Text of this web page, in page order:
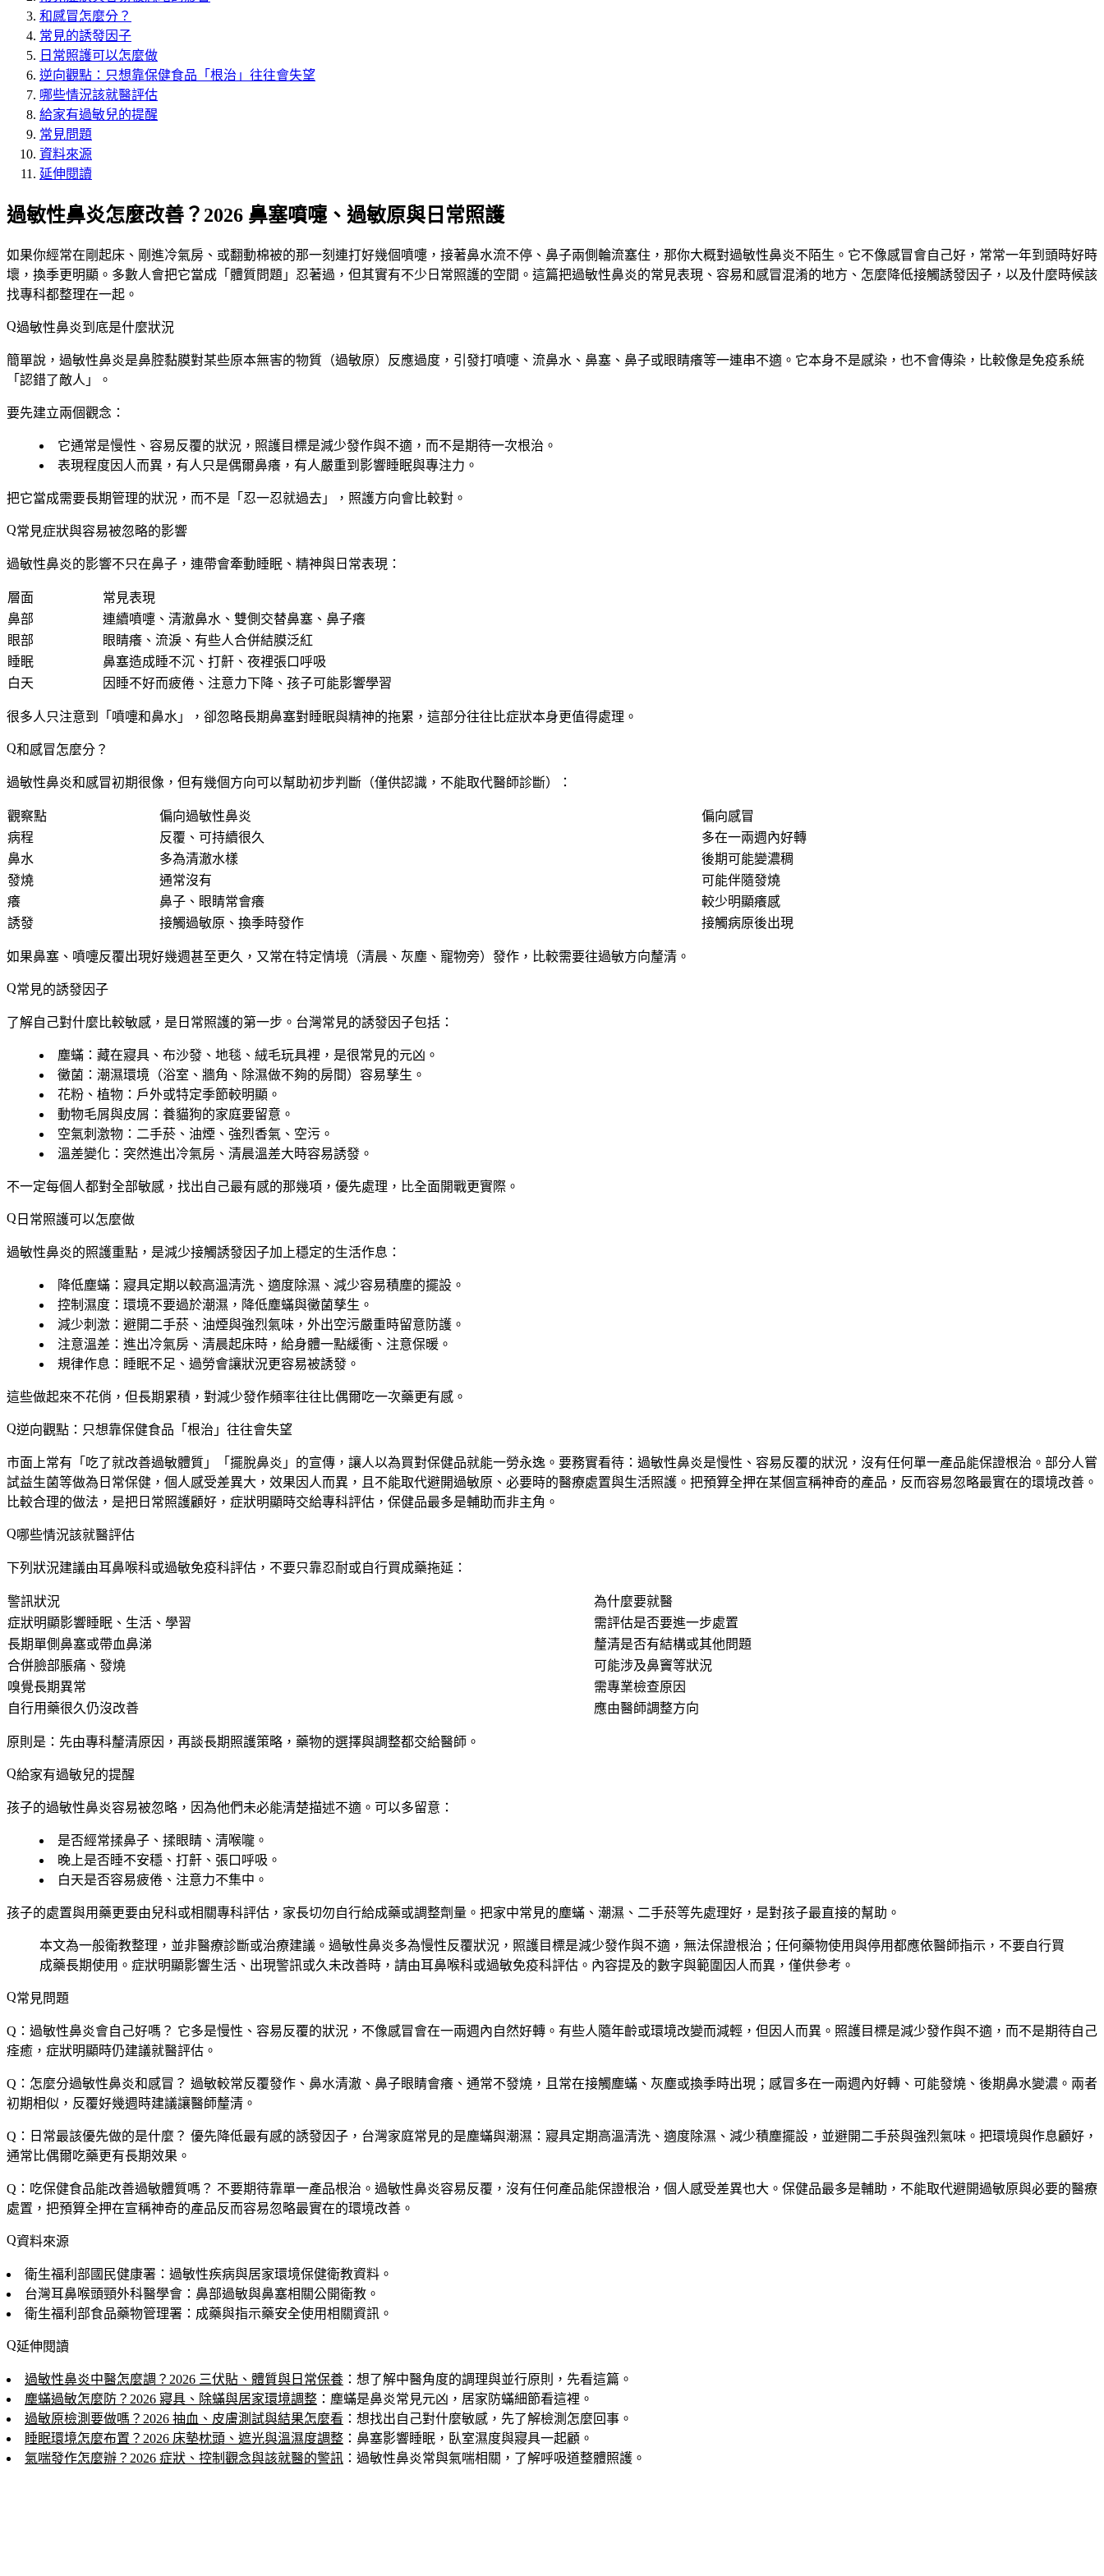
和感冒怎麼分？
常見的誘發因子
日常照護可以怎麼做
逆向觀點：只想靠保健食品「根治」往往會失望
哪些情況該就醫評估
給家有過敏兒的提醒
常見問題
資料來源
延伸閱讀
過敏性鼻炎怎麼改善？2026 鼻塞噴嚏、過敏原與日常照護
如果你經常在剛起床、剛進冷氣房、或翻動棉被的那一刻連打好幾個噴嚏，接著鼻水流不停、鼻子兩側輪流塞住，那你大概對過敏性鼻炎不陌生。它不像感冒會自己好，常常一年到頭時好時
壞，換季更明顯。多數人會把它當成「體質問題」忍著過，但其實有不少日常照護的空間。這篇把過敏性鼻炎的常見表現、容易和感冒混淆的地方、怎麼降低接觸誘發因子，以及什麼時候該
找專科都整理在一起。
過敏性鼻炎到底是什麼狀況
簡單說，過敏性鼻炎是鼻腔黏膜對某些原本無害的物質（過敏原）反應過度，引發打噴嚏、流鼻水、鼻塞、鼻子或眼睛癢等一連串不適。它本身不是感染，也不會傳染，比較像是免疫系統
「認錯了敵人」。
要先建立兩個觀念：
它通常是慢性、容易反覆的狀況，照護目標是減少發作與不適，而不是期待一次根治。
表現程度因人而異 ，有人只是偶爾鼻癢，有人嚴重到影響睡眠與專注力。
把它當成需要長期管理的狀況，而不是「忍一忍就過去」，照護方向會比較對。
常見症狀與容易被忽略的影響
過敏性鼻炎的影響不只在鼻子，連帶會牽動睡眠、精神與日常表現：
層面
常見表現
鼻部
連續噴嚏、清澈鼻水、雙側交替鼻塞、鼻子癢
眼部
眼睛癢、流淚、有些人合併結膜泛紅
睡眠
鼻塞造成睡不沉、打鼾、夜裡張口呼吸
白天
因睡不好而疲倦、注意力下降、孩子可能影響學習
很多人只注意到「噴嚏和鼻水」，卻忽略長期鼻塞對睡眠與精神的拖累，這部分往往比症狀本身更值得處理。
和感冒怎麼分？
過敏性鼻炎和感冒初期很像，但有幾個方向可以幫助初步判斷（僅供認識，不能取代醫師診斷）：
觀察點 偏向過敏性鼻炎
偏向感冒
病程
反覆、可持續很久
多在一兩週內好轉
鼻水
多為清澈水樣
後期可能變濃稠
發燒
通常沒有
可能伴隨發燒
癢
鼻子、眼睛常會癢
較少明顯癢感
誘發
接觸過敏原、換季時發作 接觸病原後出現
如果鼻塞、噴嚏反覆出現好幾週甚至更久，又常在特定情境（清晨、灰塵、寵物旁）發作，比較需要往過敏方向釐清。
常見的誘發因子
了解自己對什麼比較敏感，是日常照護的第一步。台灣常見的誘發因子包括：
塵蟎 ：藏在寢具、布沙發、地毯、絨毛玩具裡，是很常見的元凶。
黴菌 ：潮濕環境（浴室、牆角、除濕做不夠的房間）容易孳生。
花粉、植物 ：戶外或特定季節較明顯。
動物毛屑與皮屑 ：養貓狗的家庭要留意。
空氣刺激物 ：二手菸、油煙、強烈香氣、空污。
溫差變化 ：突然進出冷氣房、清晨溫差大時容易誘發。
不一定每個人都對全部敏感，找出自己最有感的那幾項，優先處理，比全面開戰更實際。
日常照護可以怎麼做
過敏性鼻炎的照護重點，是減少接觸誘發因子加上穩定的生活作息 ：
降低塵蟎 ：寢具定期以較高溫清洗、適度除濕、減少容易積塵的擺設。
控制濕度 ：環境不要過於潮濕，降低塵蟎與黴菌孳生。
減少刺激 ：避開二手菸、油煙與強烈氣味，外出空污嚴重時留意防護。
注意溫差 ：進出冷氣房、清晨起床時，給身體一點緩衝、注意保暖。
規律作息 ：睡眠不足、過勞會讓狀況更容易被誘發。
這些做起來不花俏，但長期累積，對減少發作頻率往往比偶爾吃一次藥更有感。
逆向觀點：只想靠保健食品「根治」往往會失望
市面上常有「吃了就改善過敏體質」「擺脫鼻炎」的宣傳，讓人以為買對保健品就能一勞永逸。要務實看待：過敏性鼻炎是慢性、容易反覆的狀況， 沒有任何單一產品能保證根治 。部分人嘗
試益生菌等做為日常保健，個人感受差異大，效果因人而異，且不能取代避開過敏原、必要時的醫療處置與生活照護。把預算全押在某個宣稱神奇的產品，反而容易忽略最實在的環境改善。
比較合理的做法，是把日常照護顧好，症狀明顯時交給專科評估，保健品最多是輔助而非主角。
哪些情況該就醫評估
下列狀況建議由耳鼻喉科或過敏免疫科評估，不要只靠忍耐或自行買成藥拖延：
警訊狀況
為什麼要就醫
症狀明顯影響睡眠、生活、學習
需評估是否要進一步處置
長期單側鼻塞或帶血鼻涕
釐清是否有結構或其他問題
合併臉部脹痛、發燒
可能涉及鼻竇等狀況
嗅覺長期異常
需專業檢查原因
自行用藥很久仍沒改善
應由醫師調整方向
原則是： 先由專科釐清原因，再談長期照護策略 ，藥物的選擇與調整都交給醫師。
給家有過敏兒的提醒
孩子的過敏性鼻炎容易被忽略，因為他們未必能清楚描述不適。可以多留意：
是否經常揉鼻子、揉眼睛、清喉嚨。
晚上是否睡不安穩、打鼾、張口呼吸。
白天是否容易疲倦、注意力不集中。
孩子的處置與用藥更要由兒科或相關專科評估，家長切勿自行給成藥或調整劑量。把家中常見的塵蟎、潮濕、二手菸等先處理好，是對孩子最直接的幫助。
本文為一般衛教整理，並非醫療診斷或治療建議。過敏性鼻炎多為慢性反覆狀況，照護目標是減少發作與不適，無法保證根治；任何藥物使用與停用都應依醫師指示，不要自行買
成藥長期使用。症狀明顯影響生活、出現警訊或久未改善時，請由耳鼻喉科或過敏免疫科評估。內容提及的數字與範圍因人而異，僅供參考。
常見問題
Q：過敏性鼻炎會自己好嗎？ 它多是慢性、容易反覆的狀況，不像感冒會在一兩週內自然好轉。有些人隨年齡或環境改變而減輕，但因人而異。照護目標是減少發作與不適，而不是期待自己
痊癒，症狀明顯時仍建議就醫評估。
Q：怎麼分過敏性鼻炎和感冒？ 過敏較常反覆發作、鼻水清澈、鼻子眼睛會癢、通常不發燒，且常在接觸塵蟎、灰塵或換季時出現；感冒多在一兩週內好轉、可能發燒、後期鼻水變濃。兩者
初期相似，反覆好幾週時建議讓醫師釐清。
Q：日常最該優先做的是什麼？ 優先降低最有感的誘發因子，台灣家庭常見的是塵蟎與潮濕：寢具定期高溫清洗、適度除濕、減少積塵擺設，並避開二手菸與強烈氣味。把環境與作息顧好，
通常比偶爾吃藥更有長期效果。
Q：吃保健食品能改善過敏體質嗎？ 不要期待靠單一產品根治。過敏性鼻炎容易反覆，沒有任何產品能保證根治，個人感受差異也大。保健品最多是輔助，不能取代避開過敏原與必要的醫療
處置，把預算全押在宣稱神奇的產品反而容易忽略最實在的環境改善。
資料來源
衛生福利部國民健康署：過敏性疾病與居家環境保健衛教資料。
台灣耳鼻喉頭頸外科醫學會：鼻部過敏與鼻塞相關公開衛教。
衛生福利部食品藥物管理署：成藥與指示藥安全使用相關資訊。
延伸閱讀
過敏性鼻炎中醫怎麼調？2026 三伏貼、體質與日常保養 ：想了解中醫角度的調理與並行原則，先看這篇。
塵蟎過敏怎麼防？2026 寢具、除蟎與居家環境調整 ：塵蟎是鼻炎常見元凶，居家防蟎細節看這裡。
過敏原檢測要做嗎？2026 抽血、皮膚測試與結果怎麼看 ：想找出自己對什麼敏感，先了解檢測怎麼回事。
睡眠環境怎麼布置？2026 床墊枕頭、遮光與溫濕度調整 ：鼻塞影響睡眠，臥室濕度與寢具一起顧。
氣喘發作怎麼辦？2026 症狀、控制觀念與該就醫的警訊 ：過敏性鼻炎常與氣喘相關，了解呼吸道整體照護。